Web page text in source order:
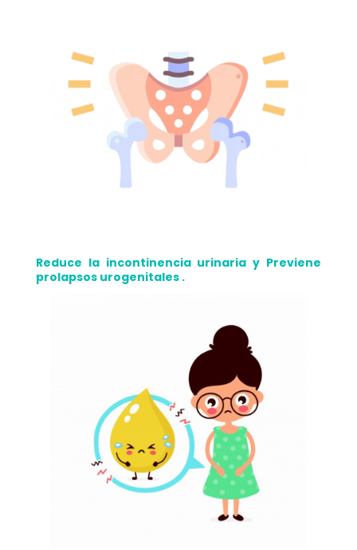
Reduce la incontinencia urinaria y Previene
prolapsos urogenitales .